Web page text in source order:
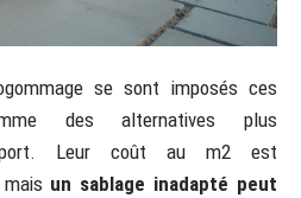
se sont imposés ces
des alternatives plus
Leur coût au m2 est
un sablage inadapté peut